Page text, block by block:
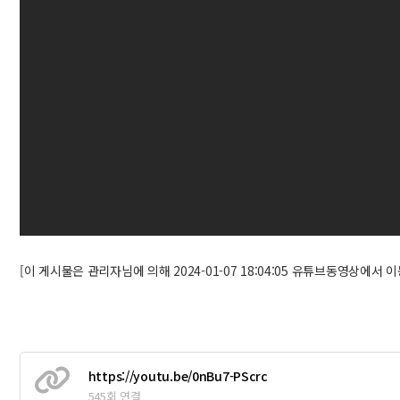
[이 게시물은 관리자님에 의해 2024-01-07 18:04:05 유튜브동영상에서
https://youtu.be/0nBu7-PScrc
545회 연결